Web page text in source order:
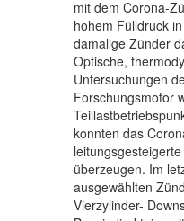
mit dem Corona-
hohem Fülldruck
damalige Zünder
Optische,
Untersuchungen
Forschungsmotor
konnten das
überzeugen. Im
ausgewählten
Vierzylinder-